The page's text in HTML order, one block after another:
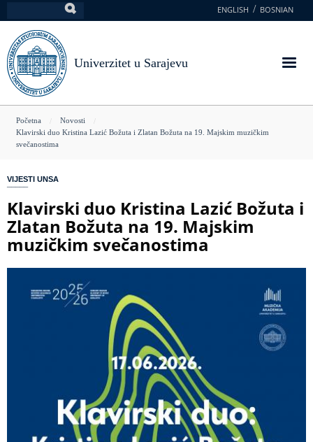
na
glavni
sadržaj
ENGLISH BOSNIAN
Univerzitet u Sarajevu
You
are
Početna
Novosti
Klavirski duo Kristina Lazić Božuta i Zlatan Božuta na 19. Majskim muzičkim
svečanostima
VIJESTI UNSA
Klavirski duo Kristina Lazić Božuta i
Zlatan Božuta na 19. Majskim
muzičkim svečanostima